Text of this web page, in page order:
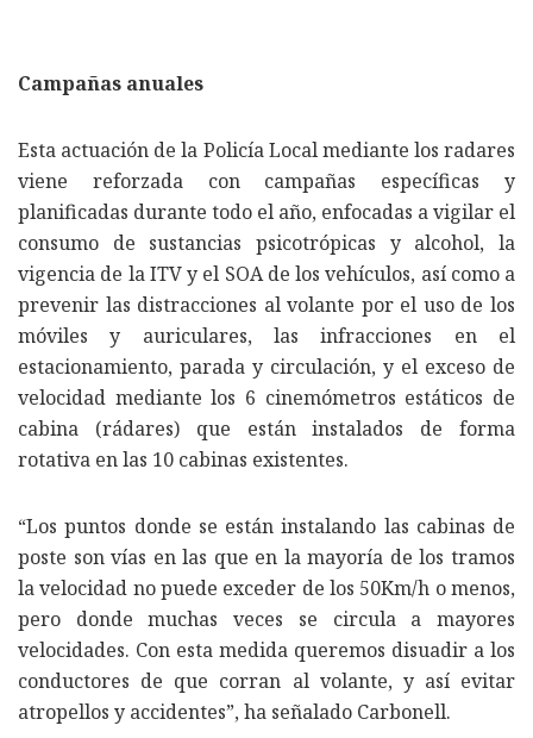
Campañas anuales
Esta actuación de la Policía Local mediante los radares
viene reforzada con campañas específicas y
planificadas durante todo el año, enfocadas a vigilar el
consumo de sustancias psicotrópicas y alcohol, la
vigencia de la ITV y el SOA de los vehículos, así como a
prevenir las distracciones al volante por el uso de los
móviles y auriculares, las infracciones en el
estacionamiento, parada y circulación, y el exceso de
velocidad mediante los 6 cinemómetros estáticos de
cabina (rádares) que están instalados de forma
rotativa en las 10 cabinas existentes.
“Los puntos donde se están instalando las cabinas de
poste son vías en las que en la mayoría de los tramos
la velocidad no puede exceder de los 50Km/h o menos,
pero donde muchas veces se circula a mayores
velocidades. Con esta medida queremos disuadir a los
conductores de que corran al volante, y así evitar
atropellos y accidentes”, ha señalado Carbonell.